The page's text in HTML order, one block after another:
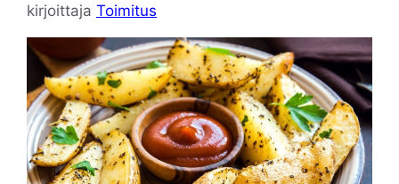
kirjoittaja Toimitus